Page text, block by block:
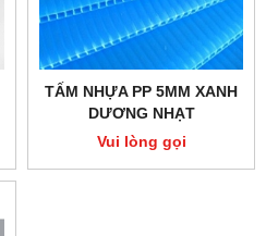
TẤM NHỰA PP 5MM XANH
DƯƠNG NHẠT
Vui lòng gọi